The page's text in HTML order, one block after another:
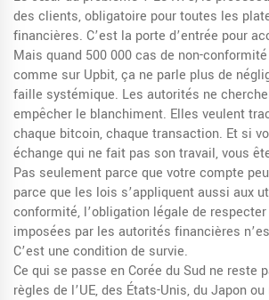
des clients, obligatoire pour toutes les
financières. C’est la porte d’entrée pour
Mais quand 500 000 cas de non-
comme sur Upbit, ça ne parle plus de
faille systémique. Les autorités ne
empêcher le blanchiment. Elles veulent
chaque bitcoin, chaque transaction. Et si
échange qui ne fait pas son travail, vous
Pas seulement parce que votre compte
parce que les lois s’appliquent aussi aux
conformité, l’obligation légale de
imposées par les autorités financières
C’est une condition de survie.
Ce qui se passe en Corée du Sud ne reste
règles de l’UE, des États-Unis, du Japon